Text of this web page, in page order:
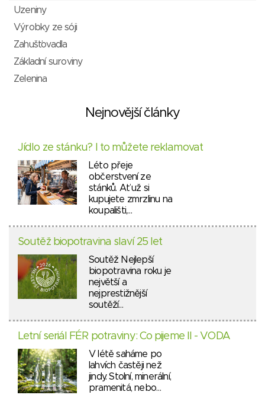
Uzeniny
Výrobky ze sóji
Zahušťovadla
Základní suroviny
Zelenina
Nejnovější články
Jídlo ze stánku? I to můžete reklamovat
Léto přeje
občerstvení ze
stánků. Ať už si
kupujete zmrzlinu na
koupališti,…
Soutěž biopotravina slaví 25 let
Soutěž Nejlepší
biopotravina roku je
největší a
nejprestižnější
soutěží…
Letní seriál FÉR potraviny: Co pijeme II - VODA
V létě saháme po
lahvích častěji než
jindy. Stolní, minerální,
pramenitá, nebo…